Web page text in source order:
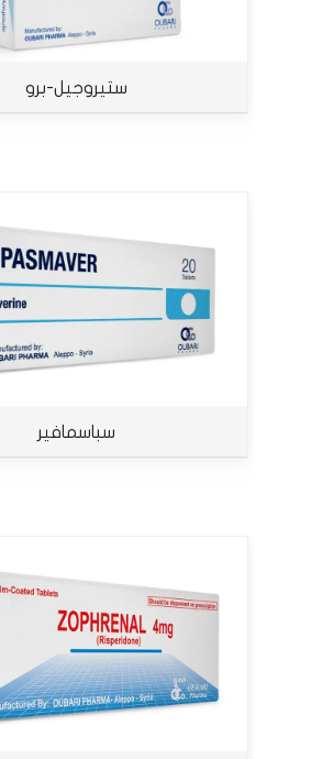
ستيروجيل-برو
سباسمافير